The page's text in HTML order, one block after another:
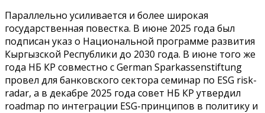
Параллельно усиливается и более широкая
государственная повестка. В июне 2025 года был
подписан указ о Национальной программе развития
Кыргызской Республики до 2030 года. В июне того же
года НБ КР совместно с German Sparkassenstiftung
провел для банковского сектора семинар по ESG risk-
radar, а в декабре 2025 года совет НБ КР утвердил
roadmap по интеграции ESG-принципов в политику и